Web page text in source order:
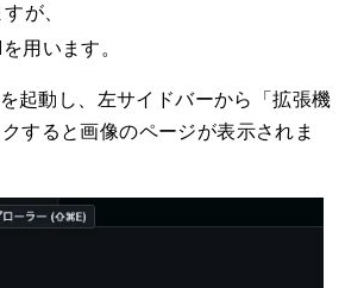
が、
用います。
起動し、左サイドバーから「拡張機
すると画像のページが表示されま